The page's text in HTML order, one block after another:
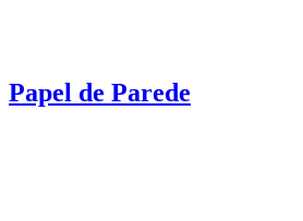
Papel de Parede